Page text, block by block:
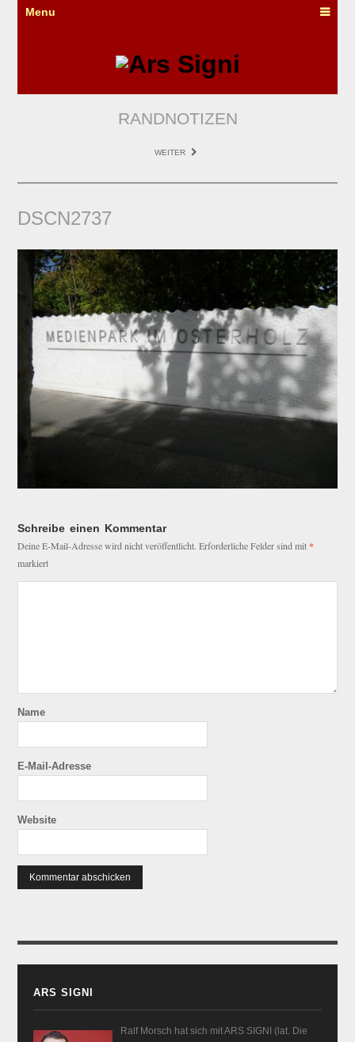
Menu
RANDNOTIZEN
WEITER
DSCN2737
Schreibe einen Kommentar
Deine E-Mail-Adresse wird nicht veröffentlicht. Erforderliche Felder sind mit *
markiert
Name
E-Mail-Adresse
Website
ARS SIGNI
Ralf Morsch hat sich mit ARS SIGNI (lat. Die